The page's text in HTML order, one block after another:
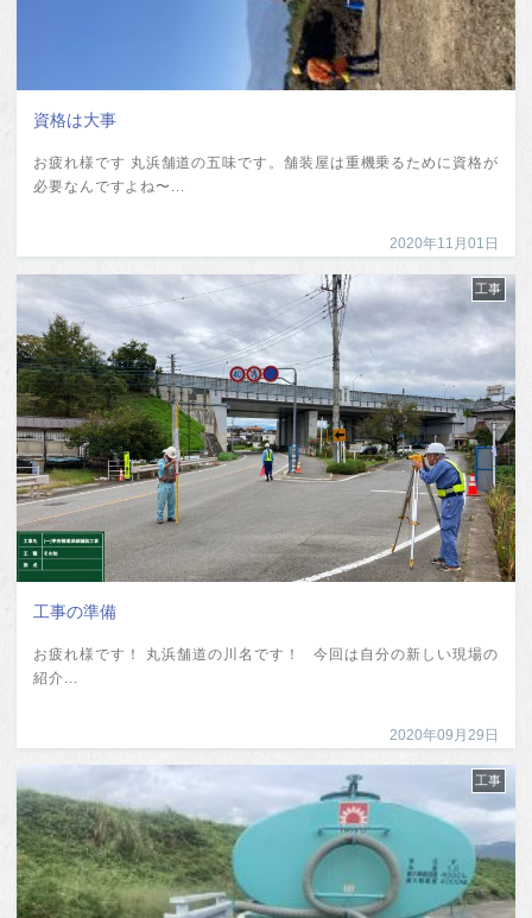
資格は大事
お疲れ様です 丸浜舗道の五味です。舗装屋は重機乗るために資格が
必要なんですよね〜...
2020年11月01日
工事の準備
工事
お疲れ様です！ 丸浜舗道の川名です！ 今回は自分の新しい現場の
紹介...
2020年09月29日
工事